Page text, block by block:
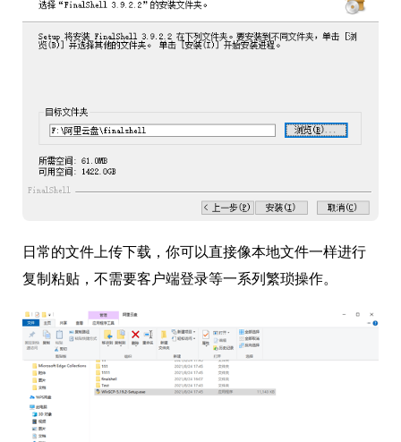
日常的文件上传下载，你可以直接像本地文件一样进行
复制粘贴，不需要客户端登录等一系列繁琐操作。